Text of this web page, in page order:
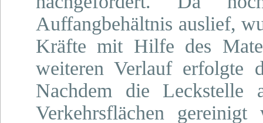
Auffangbehältnis auslief,
Kräfte mit Hilfe des
weiteren Verlauf erfolgte
Nachdem die Leckstelle
Verkehrsflächen